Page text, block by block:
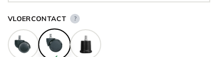
VLOERCONTACT ?